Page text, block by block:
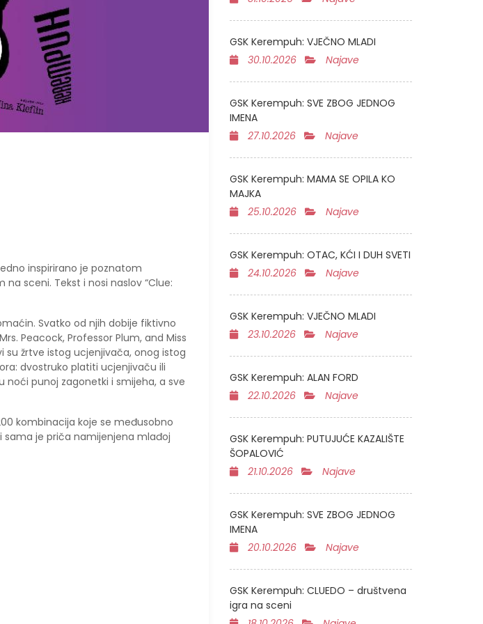
inspirirano je poznatom
sceni. Tekst i nosi naslov “Clue:
Svatko od njih dobije fiktivno
Peacock, Professor Plum, and Miss
su žrtve istog ucjenjivača, onog istog
dvostruko platiti ucjenjivaču ili
noći punoj zagonetki i smijeha, a sve
kombinacija koje se međusobno
sama je priča namijenjena mlađoj
GSK Kerempuh: VJEČNO MLADI
30.10.2026
Najave
GSK Kerempuh: SVE ZBOG JEDNOG
IMENA
27.10.2026
Najave
GSK Kerempuh: MAMA SE OPILA KO
MAJKA
25.10.2026
Najave
GSK Kerempuh: OTAC, KĆI I DUH SVETI
24.10.2026
Najave
GSK Kerempuh: VJEČNO MLADI
23.10.2026
Najave
GSK Kerempuh: ALAN FORD
22.10.2026
Najave
GSK Kerempuh: PUTUJUĆE KAZALIŠTE
ŠOPALOVIĆ
21.10.2026
Najave
GSK Kerempuh: SVE ZBOG JEDNOG
IMENA
20.10.2026
Najave
GSK Kerempuh: CLUEDO – društvena
igra na sceni